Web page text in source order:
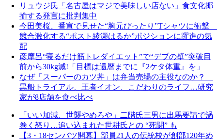
リュウジ氏「名古屋はマジで美味しい店ない」食文化揶
揄する発言に批判集中
今田美桜、番宣で見せた“胸元ぴったり”Tシャツに衝撃
競合激化する“ポスト綾瀬はるか”ポジションに躍進の気
配
彦摩呂“寝るだけ筋トレダイエット”で“デブの壁”突破目
前から30kg減!「目標は還暦までに『2ケタ体重』を」
なぜ「スーパーのカツ丼」は弁当売場の主役なのか？
黒船トライアル、王者イオン、こだわりのライフ…研究
家が8店舗を食べ比べ
「いい加減、世襲やめろや」二階氏三男に出馬要請で渦
巻く怒り…追い込まれた世耕氏との “死闘” も
【3・18センバツ開幕】部員21人の伝統校が創部120年め